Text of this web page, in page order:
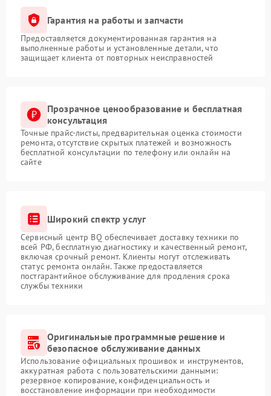
Гарантия на работы и запчасти
Предоставляется документированная гарантия на
выполненные работы и установленные детали, что
защищает клиента от повторных неисправностей
Прозрачное ценообразование и бесплатная
консультация
Точные прайс-листы, предварительная оценка стоимости
ремонта, отсутствие скрытых платежей и возможность
бесплатной консультации по телефону или онлайн на
сайте
Широкий спектр услуг
Сервисный центр BQ обеспечивает доставку техники по
всей РФ, бесплатную диагностику и качественный ремонт,
включая срочный ремонт. Клиенты могут отслеживать
статус ремонта онлайн. Также предоставляется
постгарантийное обслуживание для продления срока
службы техники
Оригинальные программные решение и
безопасное обслуживание данных
Использование официальных прошивок и инструментов,
аккуратная работа с пользовательскими данными:
резервное копирование, конфиденциальность и
восстановление информации при необходимости